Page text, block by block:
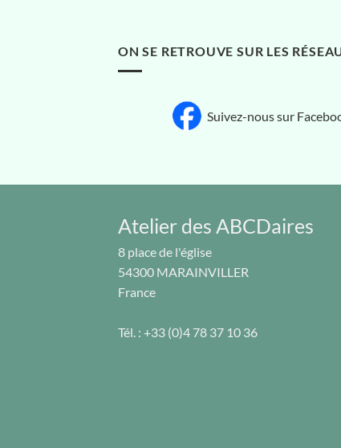
ON SE RETROUVE SUR LES
Suivez-nous sur
Atelier des ABCDaires
8 place de l'église
54300 MARAINVILLER
France
Tél. : +33 (0)4 78 37 10 36